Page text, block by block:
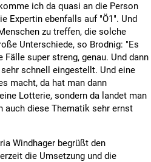
ich da quasi an die Person
Expertin ebenfalls auf "Ö1". Und
zu treffen, die solche
Unterschiede, so Brodnig: "Es
super streng, genau. Und dann
schnell eingestellt. Und eine
macht, da hat man dann
Lotterie, sondern da landet man
auch diese Thematik sehr ernst
Windhager begrüßt den
die Umsetzung und die